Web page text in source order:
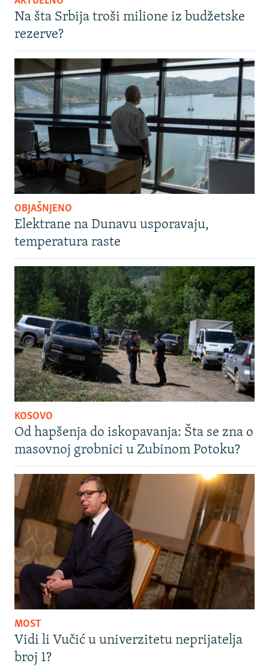
Na šta Srbija troši milione iz budžetske
rezerve?
OBJAŠNJENO
Elektrane na Dunavu usporavaju,
temperatura raste
KOSOVO
Od hapšenja do iskopavanja: Šta se zna o
masovnoj grobnici u Zubinom Potoku?
MOST
Vidi li Vučić u univerzitetu neprijatelja
broj 1?